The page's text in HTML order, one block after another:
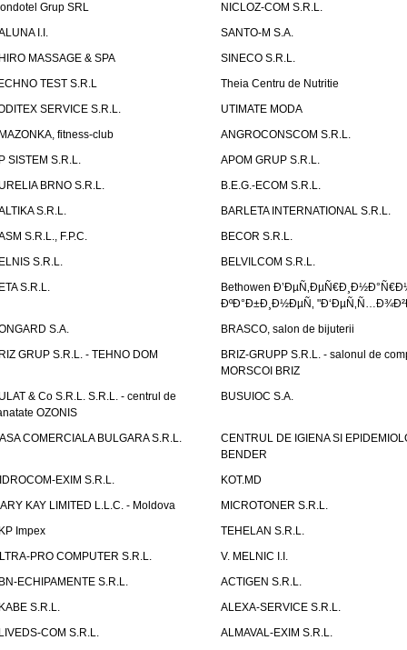
Grup SRL
NICLOZ-COM S.R.L.
I.I.
SANTO-M S.A.
MASSAGE & SPA
SINECO S.R.L.
TEST S.R.L
Theia Centru de Nutritie
SERVICE S.R.L.
UTIMATE MODA
fitness-club
ANGROCONSCOM S.R.L.
SISTEM S.R.L.
APOM GRUP S.R.L.
BRNO S.R.L.
B.E.G.-ECOM S.R.L.
S.R.L.
BARLETA INTERNATIONAL S.R.L.
S.R.L., F.P.C.
BECOR S.R.L.
S.R.L.
BELVILCOM S.R.L.
S.R.L.
Bethowen
ÐºÐ°Ð±Ð¸Ð½ÐµÑ‚
S.A.
BRASCO, salon de bijuterii
GRUP S.R.L. - TEHNO DOM
BRIZ-GRUPP S.R.L. - salonul de
MORSCOI BRIZ
& Co S.R.L. S.R.L. - centrul de
OZONIS
BUSUIOC S.A.
COMERCIALA BULGARA S.R.L.
CENTRUL DE IGIENA SI
BENDER
EXIM S.R.L.
KOT.MD
KAY LIMITED L.L.C. - Moldova
MICROTONER S.R.L.
Impex
TEHELAN S.R.L.
PRO COMPUTER S.R.L.
V. MELNIC I.I.
ECHIPAMENTE S.R.L.
ACTIGEN S.R.L.
S.R.L.
ALEXA-SERVICE S.R.L.
COM S.R.L.
ALMAVAL-EXIM S.R.L.